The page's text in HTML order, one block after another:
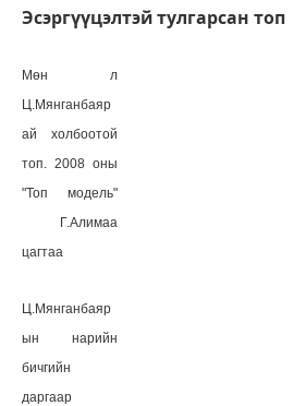
Эсэргүүцэлтэй тулгарсан топ
Мөн л
Ц.Мянганбаяр
ай холбоотой
топ. 2008 оны
"Топ модель"
Г.Алимаа
цагтаа
Ц.Мянганбаяр
ын нарийн
бичгийн
даргаар